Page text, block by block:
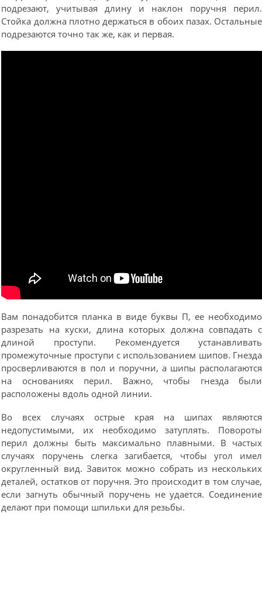
подрезают, учитывая длину и наклон поручня перил.
Стойка должна плотно держаться в обоих пазах. Остальные
подрезаются точно так же, как и первая.
Вам понадобится планка в виде буквы П, ее необходимо
разрезать на куски, длина которых должна совпадать с
длиной проступи. Рекомендуется устанавливать
промежуточные проступи с использованием шипов. Гнезда
просверливаются в пол и поручни, а шипы располагаются
на основаниях перил. Важно, чтобы гнезда были
расположены вдоль одной линии.
Во всех случаях острые края на шипах являются
недопустимыми, их необходимо затуплять. Повороты
перил должны быть максимально плавными. В частых
случаях поручень слегка загибается, чтобы угол имел
округленный вид. Завиток можно собрать из нескольких
деталей, остатков от поручня. Это происходит в том случае,
если загнуть обычный поручень не удается. Соединение
делают при помощи шпильки для резьбы.